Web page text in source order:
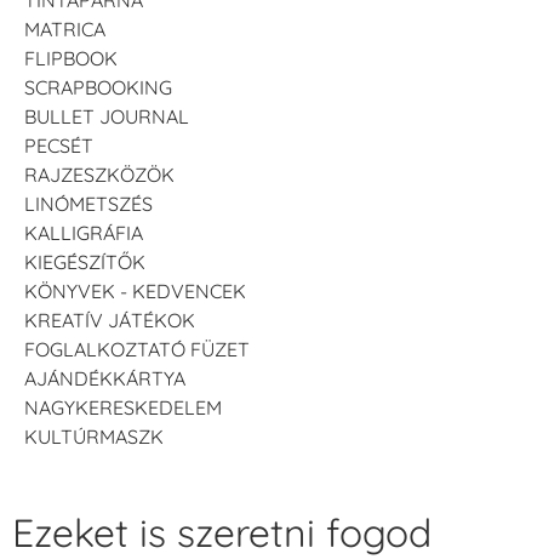
MATRICA
FLIPBOOK
SCRAPBOOKING
BULLET JOURNAL
PECSÉT
RAJZESZKÖZÖK
LINÓMETSZÉS
KALLIGRÁFIA
KIEGÉSZÍTŐK
KÖNYVEK - KEDVENCEK
KREATÍV JÁTÉKOK
FOGLALKOZTATÓ FÜZET
AJÁNDÉKKÁRTYA
NAGYKERESKEDELEM
KULTÚRMASZK
Ezeket is szeretni fogod